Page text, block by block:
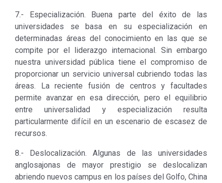
7.- Especialización. Buena parte del éxito de las
universidades se basa en su especialización en
determinadas áreas del conocimiento en las que se
compite por el liderazgo internacional. Sin embargo
nuestra universidad pública tiene el compromiso de
proporcionar un servicio universal cubriendo todas las
áreas. La reciente fusión de centros y facultades
permite avanzar en esa dirección, pero el equilibrio
entre universalidad y especialización resulta
particularmente difícil en un escenario de escasez de
recursos.
8.- Deslocalización. Algunas de las universidades
anglosajonas de mayor prestigio se deslocalizan
abriendo nuevos campus en los países del Golfo, China